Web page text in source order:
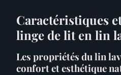
Caractéristiques
linge de lit en lin
Les propriétés du lin
confort et esthétique